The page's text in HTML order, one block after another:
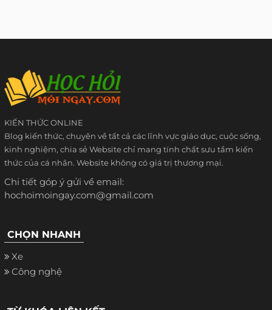
KIẾN THỨC ONLINE
Blog kiến thức, chuyên về tất cả các lĩnh vực giáo dục, cuộc sống,
kinh nghiệm, chia sẻ Website chỉ mang tính chất sưu tầm kiến
thức của cá nhân. Website không có giá trị thương mại.
Chi tiết góp ý gửi về email:
hochoimoingay.com@gmail.com
CHỌN NHANH
Xe
Công nghệ